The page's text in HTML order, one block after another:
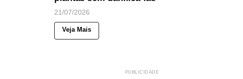
21/07/2026
Veja Mais
PUBLICIDADE